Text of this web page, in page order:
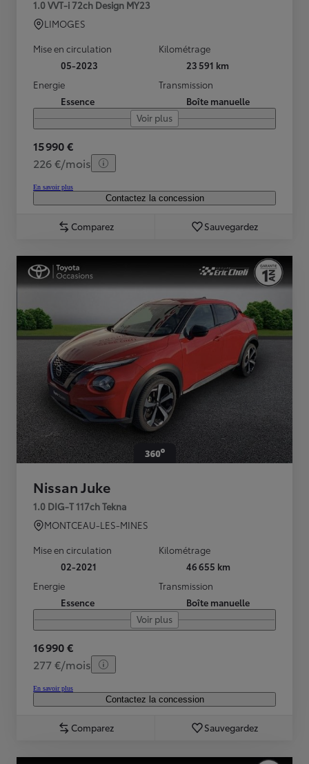
1.0 VVT-i 72ch Design MY23
LIMOGES
Mise en circulation
05-2023
Kilométrage
23 591 km
Energie
Essence
Transmission
Boîte manuelle
Voir plus
15 990 €
226 €/mois
En savoir plus
Contactez la concession
Comparez Sauvegardez
Nissan Juke
1.0 DIG-T 117ch Tekna
MONTCEAU-LES-MINES
Mise en circulation
02-2021
Kilométrage
46 655 km
Energie
Essence
Transmission
Boîte manuelle
Voir plus
16 990 €
277 €/mois
En savoir plus
Contactez la concession
Comparez Sauvegardez